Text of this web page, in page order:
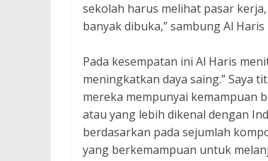
sekolah harus melihat pasar
banyak dibuka,” sambung Al Haris
Pada kesempatan ini Al Haris
meningkatkan daya saing.” Saya
mereka mempunyai kemampuan
atau yang lebih dikenal dengan
berdasarkan pada sejumlah
yang berkemampuan untuk